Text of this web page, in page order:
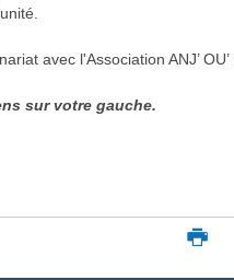
avec l'Association ANJ’ OU’
sur votre gauche.
I